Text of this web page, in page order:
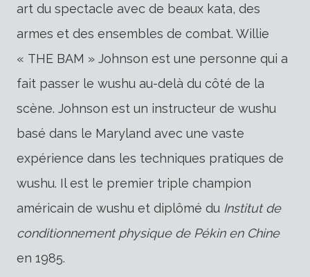
art du spectacle avec de beaux kata, des
armes et des ensembles de combat. Willie
« THE BAM » Johnson est une personne qui a
fait passer le wushu au-delà du côté de la
scène. Johnson est un instructeur de wushu
basé dans le Maryland avec une vaste
expérience dans les techniques pratiques de
wushu. Il est le premier triple champion
américain de wushu et diplômé du Institut de
conditionnement physique de Pékin en Chine
en 1985.